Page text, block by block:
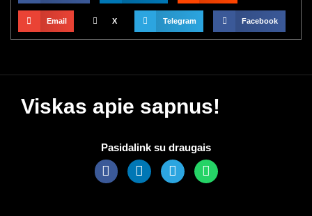
Email X Telegram Facebook
Viskas apie sapnus!
Pasidalink su draugais